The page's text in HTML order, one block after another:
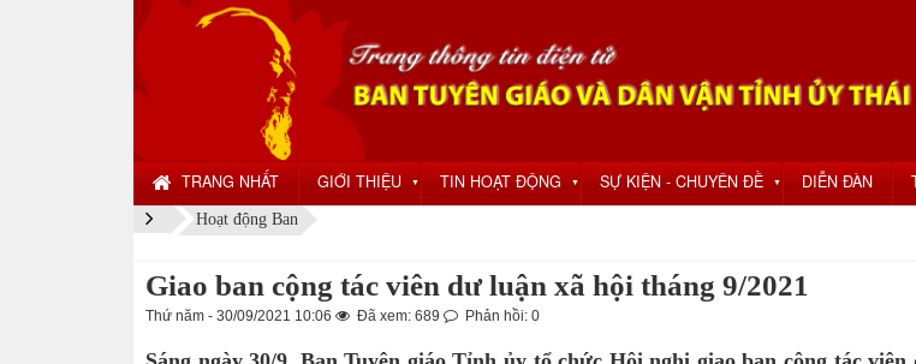
TRANG NHẤT GIỚI THIỆU ▼ TIN HOẠT ĐỘNG ▼ SỰ KIỆN - CHUYÊN ĐỀ ▼ DIỄN ĐÀN
Hoạt động Ban
Giao ban cộng tác viên dư luận xã hội tháng 9/2021
Thứ năm - 30/09/2021 10:06 Đã xem: 689 Phản hồi: 0